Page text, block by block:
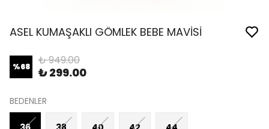
ASEL KUMAŞAKLI GÖMLEK BEBE MAVİSİ
%68 ₺ 949.00
₺ 299.00
BEDENLER